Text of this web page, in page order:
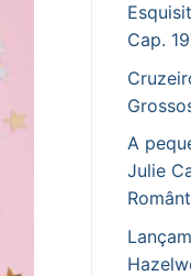
Cap.
A
Julie